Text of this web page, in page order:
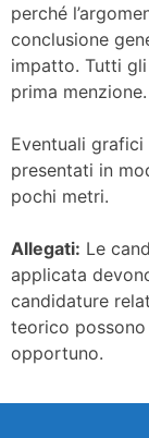
perché
conclusione
impatto. Tutti
prima menzione.
Eventuali
presentati in
pochi metri.
Allegati: Le
applicata
candidature
teorico
opportuno.